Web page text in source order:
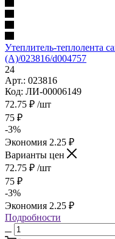
Утеплитель-теплолента
(А)/023816/d004757
24
Арт.: 023816
Код: ЛИ-00006149
72.75 ₽ /шт
75 ₽
-3%
Экономия 2.25 ₽
Варианты цен
72.75 ₽ /шт
75 ₽
-3%
Экономия 2.25 ₽
Подробности